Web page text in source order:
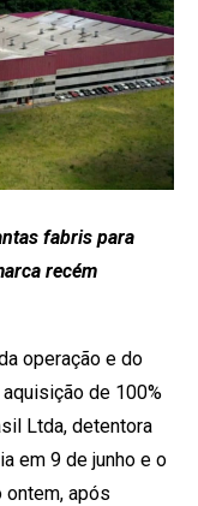
fabris para
recém
operação e do
de 100%
Ltda, detentora
em 9 de junho e o
após